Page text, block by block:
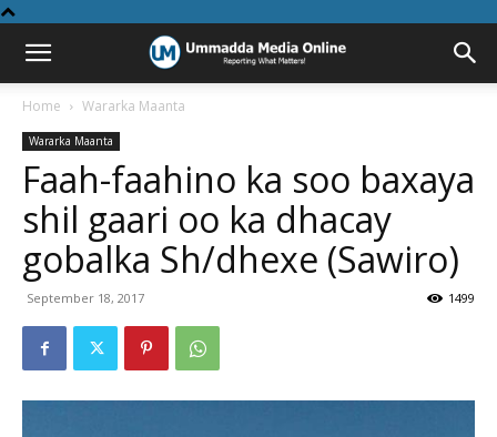
Home Wararka Maanta
Wararka Maanta
Faah-faahino ka soo baxaya
shil gaari oo ka dhacay
gobalka Sh/dhexe (Sawiro)
September 18, 2017 1499